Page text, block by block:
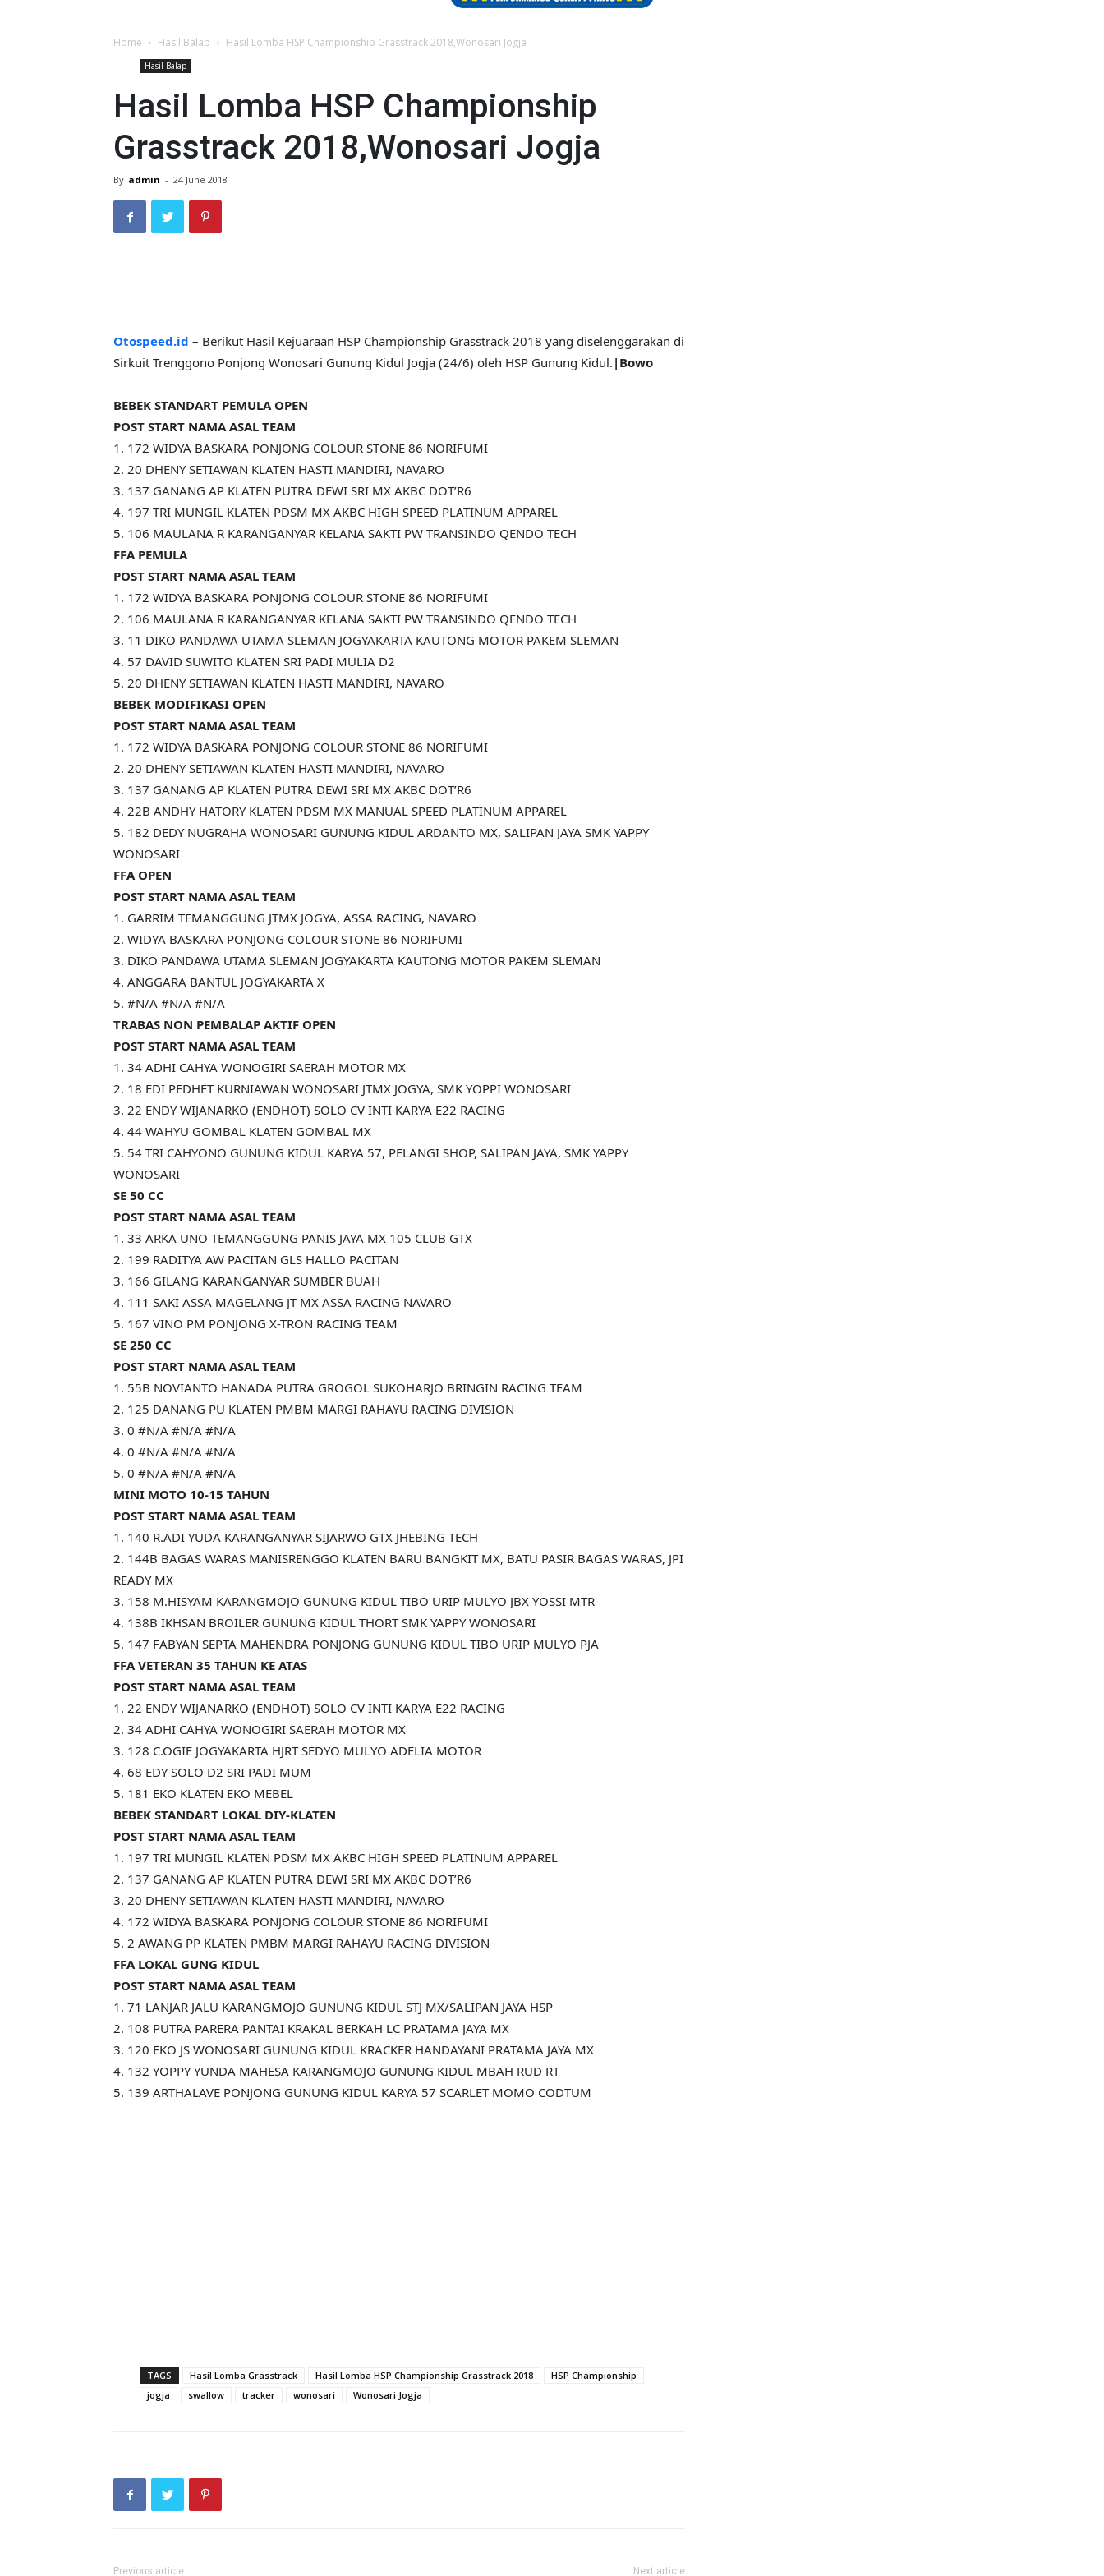
Home Hasil Balap Hasil Lomba HSP Championship Grasstrack 2018,Wonosari Jogja
Hasil Balap
Hasil Lomba HSP Championship
Grasstrack 2018,Wonosari Jogja
By admin - 24 June 2018
Otospeed.id – Berikut Hasil Kejuaraan HSP Championship Grasstrack 2018 yang diselenggarakan di
Sirkuit Trenggono Ponjong Wonosari Gunung Kidul Jogja (24/6) oleh HSP Gunung Kidul. |Bowo
BEBEK STANDART PEMULA OPEN
POST START NAMA ASAL TEAM
1. 172 WIDYA BASKARA PONJONG COLOUR STONE 86 NORIFUMI
2. 20 DHENY SETIAWAN KLATEN HASTI MANDIRI, NAVARO
3. 137 GANANG AP KLATEN PUTRA DEWI SRI MX AKBC DOT’R6
4. 197 TRI MUNGIL KLATEN PDSM MX AKBC HIGH SPEED PLATINUM APPAREL
5. 106 MAULANA R KARANGANYAR KELANA SAKTI PW TRANSINDO QENDO TECH
FFA PEMULA
POST START NAMA ASAL TEAM
1. 172 WIDYA BASKARA PONJONG COLOUR STONE 86 NORIFUMI
2. 106 MAULANA R KARANGANYAR KELANA SAKTI PW TRANSINDO QENDO TECH
3. 11 DIKO PANDAWA UTAMA SLEMAN JOGYAKARTA KAUTONG MOTOR PAKEM SLEMAN
4. 57 DAVID SUWITO KLATEN SRI PADI MULIA D2
5. 20 DHENY SETIAWAN KLATEN HASTI MANDIRI, NAVARO
BEBEK MODIFIKASI OPEN
POST START NAMA ASAL TEAM
1. 172 WIDYA BASKARA PONJONG COLOUR STONE 86 NORIFUMI
2. 20 DHENY SETIAWAN KLATEN HASTI MANDIRI, NAVARO
3. 137 GANANG AP KLATEN PUTRA DEWI SRI MX AKBC DOT’R6
4. 22B ANDHY HATORY KLATEN PDSM MX MANUAL SPEED PLATINUM APPAREL
5. 182 DEDY NUGRAHA WONOSARI GUNUNG KIDUL ARDANTO MX, SALIPAN JAYA SMK YAPPY
WONOSARI
FFA OPEN
POST START NAMA ASAL TEAM
1. GARRIM TEMANGGUNG JTMX JOGYA, ASSA RACING, NAVARO
2. WIDYA BASKARA PONJONG COLOUR STONE 86 NORIFUMI
3. DIKO PANDAWA UTAMA SLEMAN JOGYAKARTA KAUTONG MOTOR PAKEM SLEMAN
4. ANGGARA BANTUL JOGYAKARTA X
5. #N/A #N/A #N/A
TRABAS NON PEMBALAP AKTIF OPEN
POST START NAMA ASAL TEAM
1. 34 ADHI CAHYA WONOGIRI SAERAH MOTOR MX
2. 18 EDI PEDHET KURNIAWAN WONOSARI JTMX JOGYA, SMK YOPPI WONOSARI
3. 22 ENDY WIJANARKO (ENDHOT) SOLO CV INTI KARYA E22 RACING
4. 44 WAHYU GOMBAL KLATEN GOMBAL MX
5. 54 TRI CAHYONO GUNUNG KIDUL KARYA 57, PELANGI SHOP, SALIPAN JAYA, SMK YAPPY
WONOSARI
SE 50 CC
POST START NAMA ASAL TEAM
1. 33 ARKA UNO TEMANGGUNG PANIS JAYA MX 105 CLUB GTX
2. 199 RADITYA AW PACITAN GLS HALLO PACITAN
3. 166 GILANG KARANGANYAR SUMBER BUAH
4. 111 SAKI ASSA MAGELANG JT MX ASSA RACING NAVARO
5. 167 VINO PM PONJONG X-TRON RACING TEAM
SE 250 CC
POST START NAMA ASAL TEAM
1. 55B NOVIANTO HANADA PUTRA GROGOL SUKOHARJO BRINGIN RACING TEAM
2. 125 DANANG PU KLATEN PMBM MARGI RAHAYU RACING DIVISION
3. 0 #N/A #N/A #N/A
4. 0 #N/A #N/A #N/A
5. 0 #N/A #N/A #N/A
MINI MOTO 10-15 TAHUN
POST START NAMA ASAL TEAM
1. 140 R.ADI YUDA KARANGANYAR SIJARWO GTX JHEBING TECH
2. 144B BAGAS WARAS MANISRENGGO KLATEN BARU BANGKIT MX, BATU PASIR BAGAS WARAS, JPI
READY MX
3. 158 M.HISYAM KARANGMOJO GUNUNG KIDUL TIBO URIP MULYO JBX YOSSI MTR
4. 138B IKHSAN BROILER GUNUNG KIDUL THORT SMK YAPPY WONOSARI
5. 147 FABYAN SEPTA MAHENDRA PONJONG GUNUNG KIDUL TIBO URIP MULYO PJA
FFA VETERAN 35 TAHUN KE ATAS
POST START NAMA ASAL TEAM
1. 22 ENDY WIJANARKO (ENDHOT) SOLO CV INTI KARYA E22 RACING
2. 34 ADHI CAHYA WONOGIRI SAERAH MOTOR MX
3. 128 C.OGIE JOGYAKARTA HJRT SEDYO MULYO ADELIA MOTOR
4. 68 EDY SOLO D2 SRI PADI MUM
5. 181 EKO KLATEN EKO MEBEL
BEBEK STANDART LOKAL DIY-KLATEN
POST START NAMA ASAL TEAM
1. 197 TRI MUNGIL KLATEN PDSM MX AKBC HIGH SPEED PLATINUM APPAREL
2. 137 GANANG AP KLATEN PUTRA DEWI SRI MX AKBC DOT’R6
3. 20 DHENY SETIAWAN KLATEN HASTI MANDIRI, NAVARO
4. 172 WIDYA BASKARA PONJONG COLOUR STONE 86 NORIFUMI
5. 2 AWANG PP KLATEN PMBM MARGI RAHAYU RACING DIVISION
FFA LOKAL GUNG KIDUL
POST START NAMA ASAL TEAM
1. 71 LANJAR JALU KARANGMOJO GUNUNG KIDUL STJ MX/SALIPAN JAYA HSP
2. 108 PUTRA PARERA PANTAI KRAKAL BERKAH LC PRATAMA JAYA MX
3. 120 EKO JS WONOSARI GUNUNG KIDUL KRACKER HANDAYANI PRATAMA JAYA MX
4. 132 YOPPY YUNDA MAHESA KARANGMOJO GUNUNG KIDUL MBAH RUD RT
5. 139 ARTHALAVE PONJONG GUNUNG KIDUL KARYA 57 SCARLET MOMO CODTUM
TAGS Hasil Lomba Grasstrack Hasil Lomba HSP Championship Grasstrack 2018
HSP Championship
jogja
swallow tracker wonosari Wonosari Jogja
Previous article Next article